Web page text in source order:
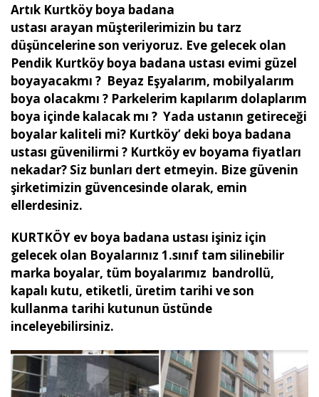
Artık Kurtköy boya badana
ustası arayan müşterilerimizin bu tarz
düşüncelerine son veriyoruz. Eve gelecek olan
Pendik Kurtköy boya badana ustası evimi güzel
boyayacakmı ? Beyaz Eşyalarım, mobilyalarım
boya olacakmı ? Parkelerim kapılarım dolaplarım
boya içinde kalacak mı ? Yada ustanın getireceği
boyalar kaliteli mi? Kurtköy’ deki boya badana
ustası güvenilirmi ? Kurtköy ev boyama fiyatları
nekadar? Siz bunları dert etmeyin. Bize güvenin
şirketimizin güvencesinde olarak, emin
ellerdesiniz.
KURTKÖY ev boya badana ustası işiniz için
gelecek olan Boyalarınız 1.sınıf tam silinebilir
marka boyalar, tüm boyalarımız bandrollü,
kapalı kutu, etiketli, üretim tarihi ve son
kullanma tarihi kutunun üstünde
inceleyebilirsiniz.